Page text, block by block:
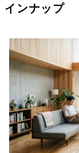
インナップ